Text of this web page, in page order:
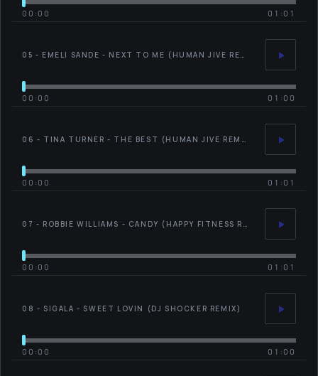
00:00 01:01
05 - EMELI SANDE - NEXT TO ME (HUMAN JIVE REMIX)
00:00 01:00
06 - TINA TURNER - THE BEST (HUMAN JIVE REMIX)
00:00 01:01
07 - ROBBIE WILLIAMS - CANDY (HAPPY FITNESS REMIX)
00:00 01:01
08 - SIGALA - SWEET LOVIN (DJ SHOCKER REMIX)
00:00 01:00